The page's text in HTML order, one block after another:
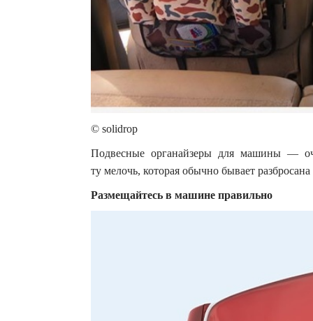
© solidrop
Подвесные органайзеры для машины —
ту мелочь, которая обычно бывает
Размещайтесь в машине правильно